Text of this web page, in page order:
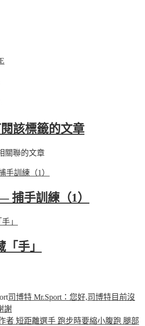
該標籤的文章
關聯的文章
捕手訓練（1）
手」
司博特 Mr.Sport ：您好,司博特目前沒
謝
者 短距離選手 跑步時要縮小腹跑 腿部